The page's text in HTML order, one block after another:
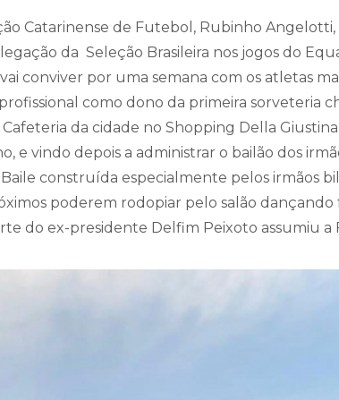
Catarinense de Futebol, Rubinho Angelotti,
da Seleção Brasileira nos jogos do
conviver por uma semana com os atletas
como dono da primeira sorveteria
da cidade no Shopping Della
e vindo depois a administrar o bailão dos
construída especialmente pelos irmãos
poderem rodopiar pelo salão
do ex-presidente Delfim Peixoto assumiu a